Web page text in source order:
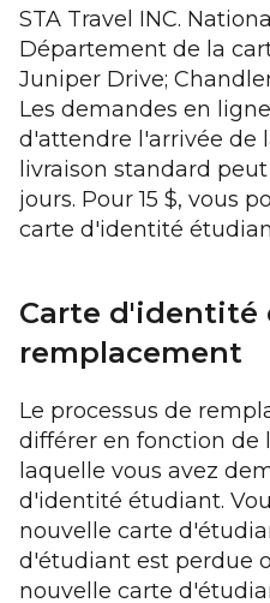
STA Travel INC.
Département de la
Juniper Drive;
Les demandes en
d'attendre l'arrivée de
livraison standard
jours. Pour 15 $, vous
carte d'identité
Carte d'identité
remplacement
Le processus de
différer en fonction de
laquelle vous avez
d'identité étudiant.
nouvelle carte
d'étudiant est perdue
nouvelle carte